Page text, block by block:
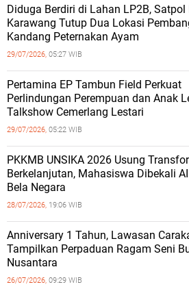
Diduga Berdiri di Lahan LP2B, Satpol
Karawang Tutup Dua Lokasi
Kandang Peternakan Ayam
29/07/2026, 05:27 WIB
Pertamina EP Tambun Field Perkuat
Perlindungan Perempuan dan Anak
Talkshow Cemerlang Lestari
29/07/2026, 05:22 WIB
PKKMB UNSIKA 2026 Usung
Berkelanjutan, Mahasiswa Dibekali
Bela Negara
28/07/2026, 19:06 WIB
Anniversary 1 Tahun, Lawasan
Tampilkan Perpaduan Ragam Seni
Nusantara
26/07/2026, 09:29 WIB